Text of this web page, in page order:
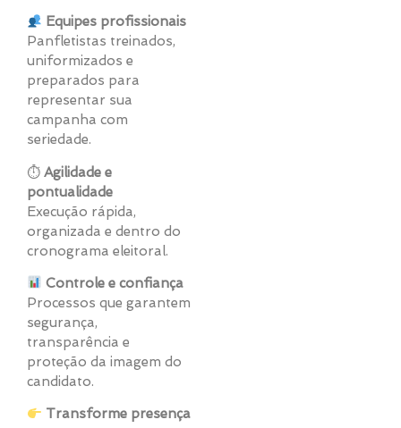
Equipes profissionais
Panfletistas treinados,
uniformizados e
preparados para
representar sua
campanha com
seriedade.
⏱ Agilidade e
pontualidade
Execução rápida,
organizada e dentro do
cronograma eleitoral.
Controle e confiança
Processos que garantem
segurança,
transparência e
proteção da imagem do
candidato.
Transforme presença